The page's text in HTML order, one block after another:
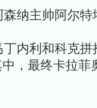
纳主帅阿尔特
内利和科克拼
，最终卡拉菲